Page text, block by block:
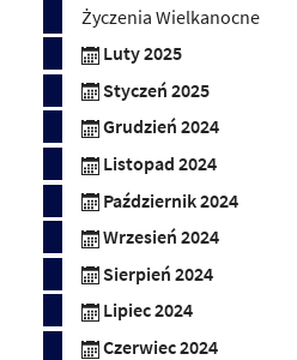
Życzenia Wielkanocne
Luty 2025
Styczeń 2025
Grudzień 2024
Listopad 2024
Październik 2024
Wrzesień 2024
Sierpień 2024
Lipiec 2024
Czerwiec 2024